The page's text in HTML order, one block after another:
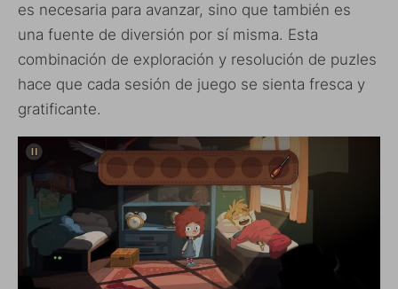
es necesaria para avanzar, sino que también es
una fuente de diversión por sí misma. Esta
combinación de exploración y resolución de puzles
hace que cada sesión de juego se sienta fresca y
gratificante.